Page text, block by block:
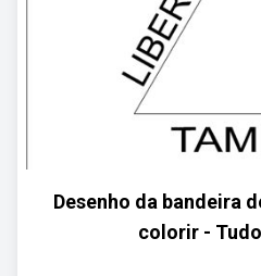
Desenho da bandeira
colorir -